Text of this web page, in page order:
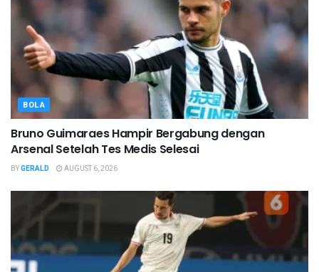
BOLA
Bruno Guimaraes Hampir Bergabung dengan
Arsenal Setelah Tes Medis Selesai
BYGERALD AUGUST 6, 2026